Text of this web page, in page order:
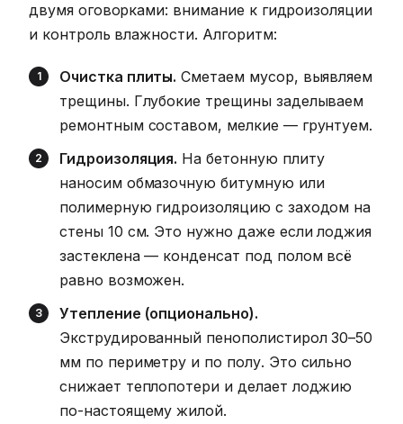
двумя оговорками: внимание к гидроизоляции
и контроль влажности. Алгоритм:
Очистка плиты. Сметаем мусор, выявляем
трещины. Глубокие трещины заделываем
ремонтным составом, мелкие — грунтуем.
Гидроизоляция. На бетонную плиту
наносим обмазочную битумную или
полимерную гидроизоляцию с заходом на
стены 10 см. Это нужно даже если лоджия
застеклена — конденсат под полом всё
равно возможен.
Утепление (опционально).
Экструдированный пенополистирол 30–50
мм по периметру и по полу. Это сильно
снижает теплопотери и делает лоджию
по-настоящему жилой.